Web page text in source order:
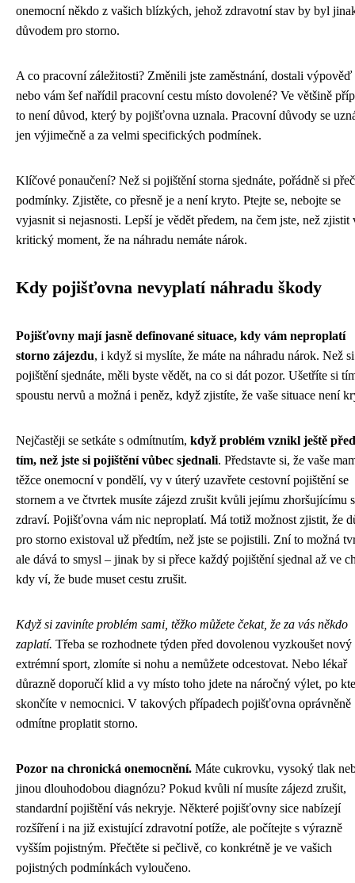
onemocní někdo z vašich blízkých, jehož zdravotní stav by byl
důvodem pro storno.
A co pracovní záležitosti? Změnili jste zaměstnání, dostali výpověď
nebo vám šef nařídil pracovní cestu místo dovolené? Ve většině
to není důvod, který by pojišťovna uznala. Pracovní důvody se
jen výjimečně a za velmi specifických podmínek.
Klíčové ponaučení? Než si pojištění storna sjednáte, pořádně si
podmínky. Zjistěte, co přesně je a není kryto. Ptejte se, nebojte se
vyjasnit si nejasnosti. Lepší je vědět předem, na čem jste, než zjistit
kritický moment, že na náhradu nemáte nárok.
Kdy pojišťovna nevyplatí náhradu škody
Pojišťovny mají jasně definované situace, kdy vám neproplatí
storno zájezdu, i když si myslíte, že máte na náhradu nárok. Než si
pojištění sjednáte, měli byste vědět, na co si dát pozor. Ušetříte si
spoustu nervů a možná i peněz, když zjistíte, že vaše situace není
Nejčastěji se setkáte s odmítnutím, když problém vznikl ještě před
tím, než jste si pojištění vůbec sjednali. Představte si, že vaše
těžce onemocní v pondělí, vy v úterý uzavřete cestovní pojištění se
stornem a ve čtvrtek musíte zájezd zrušit kvůli jejímu zhoršujícímu
zdraví. Pojišťovna vám nic neproplatí. Má totiž možnost zjistit, že
pro storno existoval už předtím, než jste se pojistili. Zní to možná
ale dává to smysl – jinak by si přece každý pojištění sjednal až ve
kdy ví, že bude muset cestu zrušit.
Když si zaviníte problém sami, těžko můžete čekat, že za vás někdo
zaplatí. Třeba se rozhodnete týden před dovolenou vyzkoušet nový
extrémní sport, zlomíte si nohu a nemůžete odcestovat. Nebo lékař
důrazně doporučí klid a vy místo toho jdete na náročný výlet, po
skončíte v nemocnici. V takových případech pojišťovna oprávněně
odmítne proplatit storno.
Pozor na chronická onemocnění. Máte cukrovku, vysoký tlak
jinou dlouhodobou diagnózu? Pokud kvůli ní musíte zájezd zrušit,
standardní pojištění vás nekryje. Některé pojišťovny sice nabízejí
rozšíření i na již existující zdravotní potíže, ale počítejte s výrazně
vyšším pojistným. Přečtěte si pečlivě, co konkrétně je ve vašich
pojistných podmínkách vyloučeno.